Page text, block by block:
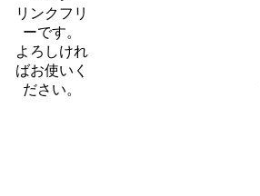
リンクフリ
ーです。
よろしけれ
ばお使いく
ださい。